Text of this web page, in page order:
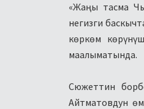
«Жаңы тасма
негизги
көркөм
маалыматында.
Сюжеттин
Айтматовдун